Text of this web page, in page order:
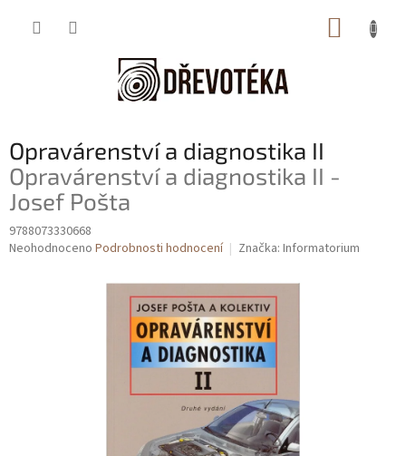
Opravárenství a diagnostika II
Opravárenství a diagnostika II -
Josef Pošta
9788073330668
Průměrné
Neohodnoceno Podrobnosti hodnocení Značka: Informatorium